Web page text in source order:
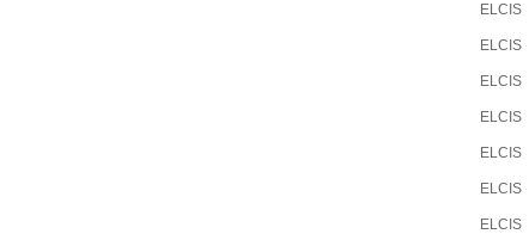
ELCIS
ELCIS
ELCIS
ELCIS
ELCIS
ELCIS
ELCIS